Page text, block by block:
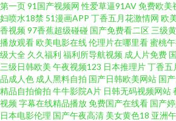
岛国网址 日本污污网站 91wwwh 了解最新日韩精
国产日韩欧美v在线 日韩在线中文 91熟女视频口
se综合社区 一区二区视频在线夜 国产日韩欧美亚
激情桃色五月天 无码中文字幕久久日韩 成年视频
第一页91国产视频网 性爱草逼91AV免费欧美
妇喷水18禁 51漫画APP 丁香五月花激情网 欧
香视频97香蕉超级碰碰 国产免费看二区 三级
播放观看欧美电影在线伦理片在哪里看蜜桃
级大全 久久福利 福利所导航视频 成人片免费
三级日韩欧美 午夜视频123 日本推理片丁香五
品成人色 成人黑料自拍 国产日韩欧美网站 国
精品自拍偷拍 牛牛影院A片 日韩无码视频网站
视频字幕在线精品播放免费国产在线看 国产
日本电影伦理 国产午夜高清 美女黄色18 亚洲